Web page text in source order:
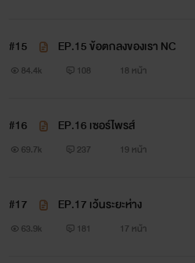
หากเนื้อหาที่ท่านได้อ่านไปไ
ไม่เป็นปัญหาในภายหลัง
กรุณาคอมเมนต์ด้วยถ้อยคำที่สุ
ขอสงวนสิทธิ์ตามพระรา
ทำการคัดลอกหรือดัดแปลงนิยายเ
#15 EP.15 ข้อตกลงของเรา NC
84.4k 108 18 หน้า
#16 EP.16 เซอร์ไพรส์
69.7k 237 19 หน้า
#17 EP.17 เว้นระยะห่าง
63.9k 181 17 หน้า